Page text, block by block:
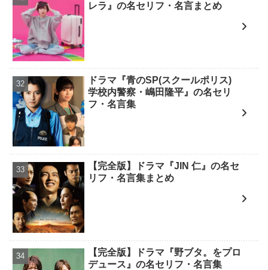
レラ』の名セリフ・名言まとめ
ドラマ『青のSP(スクールポリス)
学校内警察・嶋田隆平』の名セリ
フ・名言集
【完全版】ドラマ『JIN 仁』の名セ
リフ・名言集まとめ
【完全版】ドラマ『野ブタ。をプロ
デュース』の名セリフ・名言集